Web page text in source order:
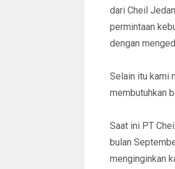
dari Cheil
permintaan
dengan
Selain itu kami
membutuhkan
Saat ini PT
bulan
menginginkan